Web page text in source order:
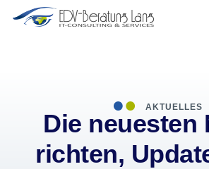
AKTUELLES
Die
richten,